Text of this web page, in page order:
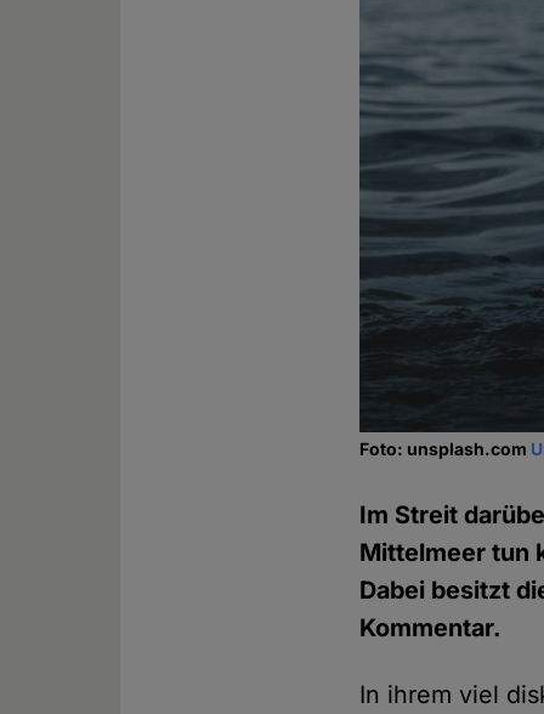
Foto: unsplash.com
Im Streit
Mittelmeer tun
Dabei besitzt
Kommentar.
In ihrem viel